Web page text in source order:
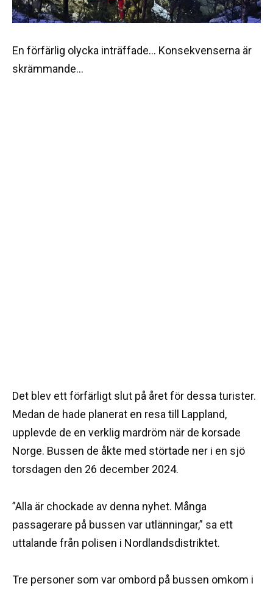
En förfärlig olycka inträffade… Konsekvenserna är
skrämmande…
Det blev ett förfärligt slut på året för dessa turister.
Medan de hade planerat en resa till Lappland,
upplevde de en verklig mardröm när de korsade
Norge. Bussen de åkte med störtade ner i en sjö
torsdagen den 26 december 2024.
”Alla är chockade av denna nyhet. Många
passagerare på bussen var utlänningar,” sa ett
uttalande från polisen i Nordlandsdistriktet.
Tre personer som var ombord på bussen omkom i